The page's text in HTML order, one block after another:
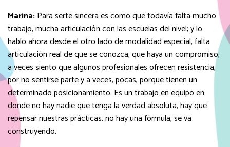
Marina: Para serte sincera es como que todavía falta mucho
trabajo, mucha articulación con las escuelas del nivel; y lo
hablo ahora desde el otro lado de modalidad especial, falta
articulación real de que se conozca, que haya un compromiso,
a veces siento que algunos profesionales ofrecen resistencia,
por no sentirse parte y a veces, pocas, porque tienen un
determinado posicionamiento. Es un trabajo en equipo en
donde no hay nadie que tenga la verdad absoluta, hay que
repensar nuestras prácticas, no hay una fórmula, se va
construyendo.